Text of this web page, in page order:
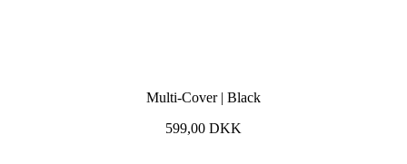
Multi-Cover | Black
599,00 DKK